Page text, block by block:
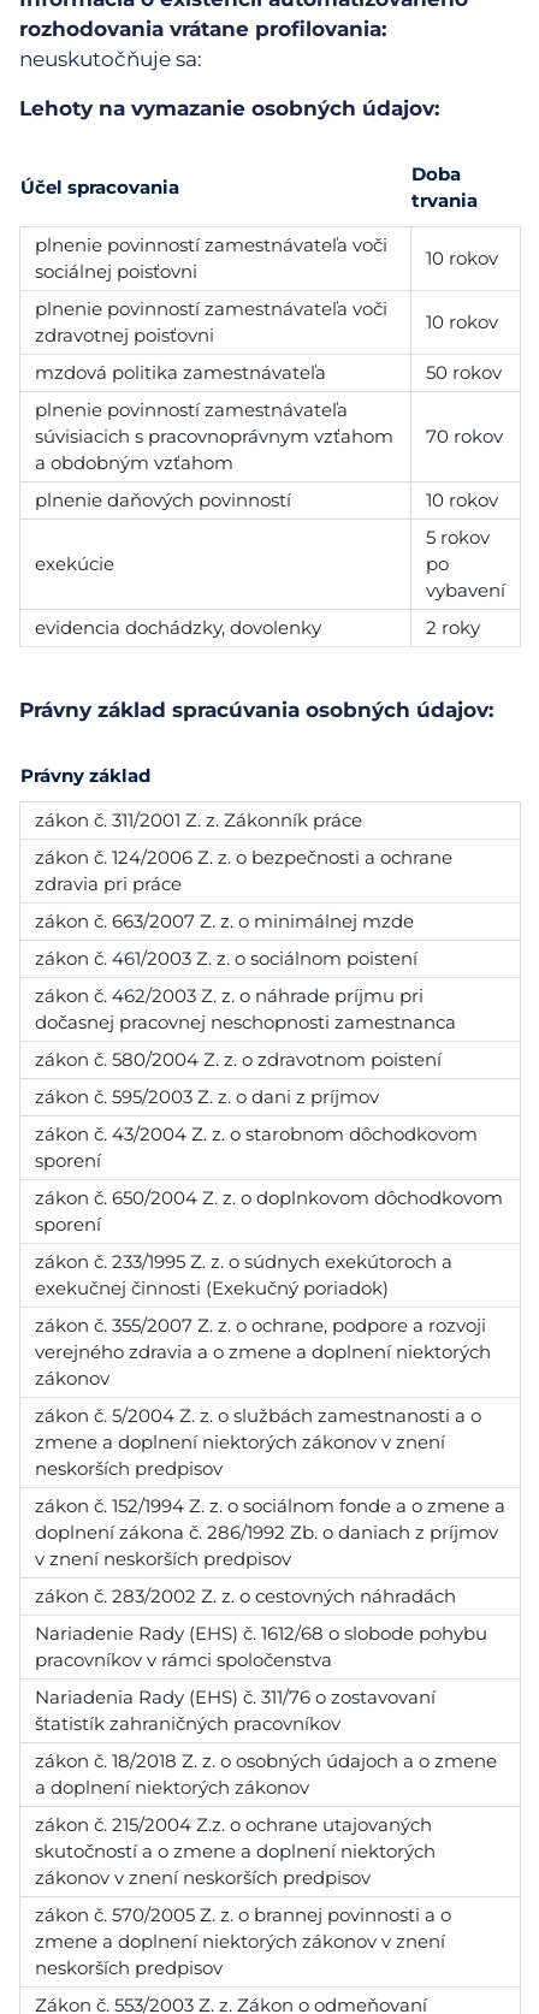
rozhodovania vrátane profilovania:
neuskutočňuje sa:
Lehoty na vymazanie osobných údajov:
Účel spracovania
Doba
trvania
plnenie povinností zamestnávateľa voči
sociálnej poisťovni
10 rokov
plnenie povinností zamestnávateľa voči
zdravotnej poisťovni
10 rokov
mzdová politika zamestnávateľa
50 rokov
plnenie povinností zamestnávateľa
súvisiacich s pracovnoprávnym vzťahom
a obdobným vzťahom
70 rokov
plnenie daňových povinností 10 rokov
exekúcie
5 rokov
po
vybavení
evidencia dochádzky, dovolenky
2 roky
Právny základ spracúvania osobných údajov:
Právny základ
zákon č. 311/2001 Z. z. Zákonník práce
zákon č. 124/2006 Z. z. o bezpečnosti a ochrane
zdravia pri práce
zákon č. 663/2007 Z. z. o minimálnej mzde
zákon č. 461/2003 Z. z. o sociálnom poistení
zákon č. 462/2003 Z. z. o náhrade príjmu pri
dočasnej pracovnej neschopnosti zamestnanca
zákon č. 580/2004 Z. z. o zdravotnom poistení
zákon č. 595/2003 Z. z. o dani z príjmov
zákon č. 43/2004 Z. z. o starobnom dôchodkovom
sporení
zákon č. 650/2004 Z. z. o doplnkovom dôchodkovom
sporení
zákon č. 233/1995 Z. z. o súdnych exekútoroch a
exekučnej činnosti (Exekučný poriadok)
zákon č. 355/2007 Z. z. o ochrane, podpore a rozvoji
verejného zdravia a o zmene a doplnení niektorých
zákonov
zákon č. 5/2004 Z. z. o službách zamestnanosti a o
zmene a doplnení niektorých zákonov v znení
neskorších predpisov
zákon č. 152/1994 Z. z. o sociálnom fonde a o zmene a
doplnení zákona č. 286/1992 Zb. o daniach z príjmov
v znení neskorších predpisov
zákon č. 283/2002 Z. z. o cestovných náhradách
Nariadenie Rady (EHS) č. 1612/68 o slobode pohybu
pracovníkov v rámci spoločenstva
Nariadenia Rady (EHS) č. 311/76 o zostavovaní
štatistík zahraničných pracovníkov
zákon č. 18/2018 Z. z. o osobných údajoch a o zmene
a doplnení niektorých zákonov
zákon č. 215/2004 Z.z. o ochrane utajovaných
skutočností a o zmene a doplnení niektorých
zákonov v znení neskorších predpisov
zákon č. 570/2005 Z. z. o brannej povinnosti a o
zmene a doplnení niektorých zákonov v znení
neskorších predpisov
Zákon č. 553/2003 Z. z. Zákon o odmeňovaní